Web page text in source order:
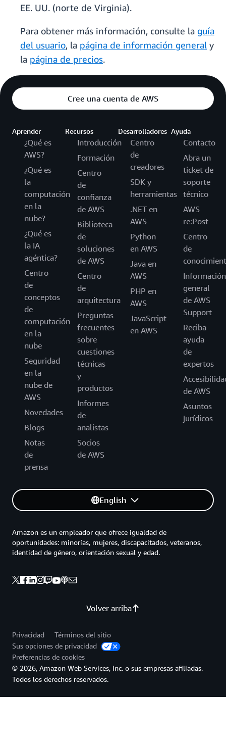
EE. UU. (norte de Virginia).
Para obtener más información, consulte la guía
del usuario, la página de información general y
la página de precios.
Cree una cuenta de AWS
Aprender
¿Qué es
AWS?
¿Qué es
la
computación
en la
nube?
¿Qué es
la IA
agéntica?
Centro
de
conceptos
de
computación
en la
nube
Seguridad
en la
nube de
AWS
Novedades
Blogs
Notas
de
prensa
Recursos
Introducción
Formación
Centro
de
confianza
de AWS
Biblioteca
de
soluciones
de AWS
Centro
de
arquitectura
Preguntas
frecuentes
sobre
cuestiones
técnicas
y
productos
Informes
de
analistas
Socios
de AWS
Desarrolladores
Centro
de
creadores
SDK y
herramientas
.NET en
AWS
Python
en AWS
Java en
AWS
PHP en
AWS
JavaScript
en AWS
Ayuda
Contacto
Abra un
ticket de
soporte
técnico
AWS
re:Post
Centro
de
Información
general
de AWS
Support
Reciba
ayuda
de
expertos
de AWS
Asuntos
jurídicos
English
Volver arriba
Amazon es un empleador que ofrece igualdad de
oportunidades: minorías, mujeres, discapacitados, veteranos,
identidad de género, orientación sexual y edad.
Privacidad
Términos del sitio
Sus opciones de privacidad
Preferencias de cookies
© 2026, Amazon Web Services, Inc. o sus empresas afiliadas.
Todos los derechos reservados.